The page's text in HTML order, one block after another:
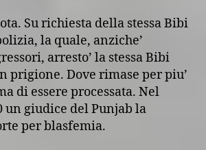
Su richiesta della stessa Bibi
la quale, anziche’
arresto’ la stessa Bibi
prigione. Dove rimase per piu’
di essere processata. Nel
un giudice del Punjab la
per blasfemia.